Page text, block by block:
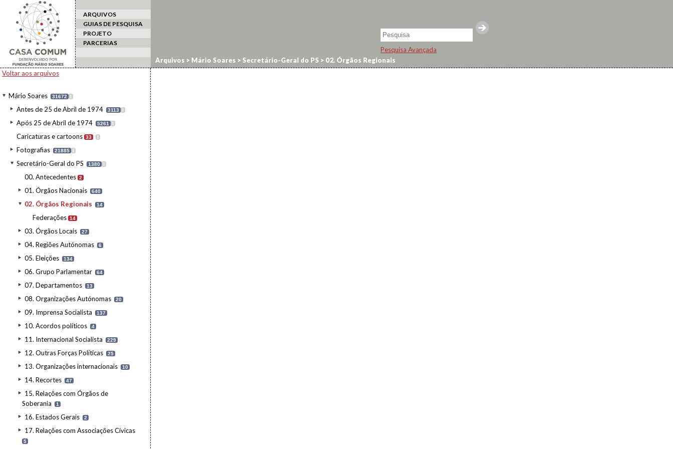
ARQUIVOS
GUIAS DE PESQUISA
PROJETO
PARCERIAS
Pesquisa Avançada
Voltar aos arquivos
Mário Soares 31672 I
Antes de 25 de Abril de 1974 3113 I
Após 25 de Abril de 1974 5261 I
Caricaturas e cartoons 33 I
Fotografias 21885 I
Secretário-Geral do PS 1380 I
00. Antecedentes 2
01. Órgãos Nacionais 640
02. Órgãos Regionais 14
Federações 14
03. Órgãos Locais 27
04. Regiões Autónomas 6
05. Eleições 134
06. Grupo Parlamentar 64
07. Departamentos 13
08. Organizações Autónomas 20
09. Imprensa Socialista 137
10. Acordos políticos 4
11. Internacional Socialista 229
12. Outras Forças Políticas 25
13. Organizações internacionais 10
14. Recortes 47
15. Relações com Órgãos de
Soberania
1
16. Estados Gerais 2
17. Relações com Associações Cívicas
5
Arquivos > Mário Soares > Secretário-Geral do PS > 02. Órgãos Regionais